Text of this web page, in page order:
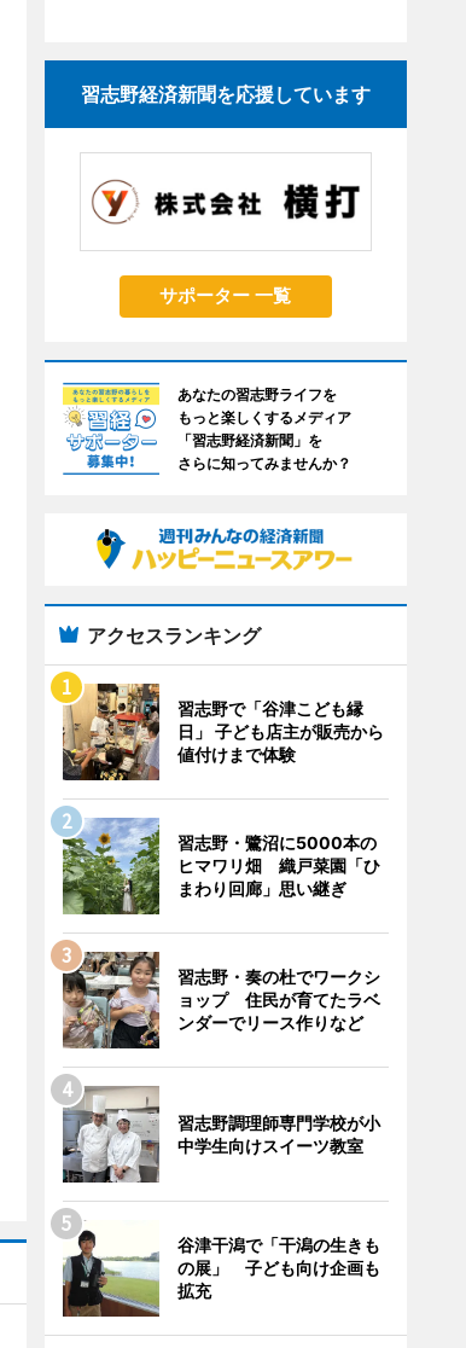
習志野経済新聞を応援しています
サポーター 一覧
あなたの習志野ライフを
もっと楽しくするメディア
「習志野経済新聞」を
さらに知ってみませんか？
アクセスランキング
習志野で「谷津こども縁
日」 子ども店主が販売から
値付けまで体験
習志野・鷺沼に5000本の
ヒマワリ畑 織戸菜園「ひ
まわり回廊」思い継ぎ
習志野・奏の杜でワークシ
ョップ 住民が育てたラベ
ンダーでリース作りなど
習志野調理師専門学校が小
中学生向けスイーツ教室
谷津干潟で「干潟の生きも
の展」 子ども向け企画も
拡充